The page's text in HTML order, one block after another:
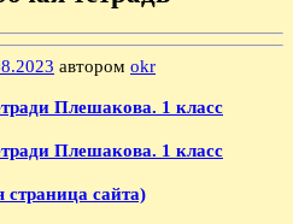
автором okr
Плешакова. 1 класс
Плешакова. 1 класс
страница сайта)